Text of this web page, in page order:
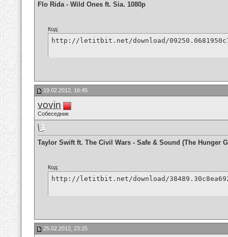
Flo Rida - Wild Ones ft. Sia. 1080p
Код:
http://letitbit.net/download/
19.02.2012, 16:45
vovin
Собеседник
Taylor Swift ft. The Civil Wars - Safe & Sound (The Hunger
Код:
http://letitbit.net/download/
25.02.2012, 23:25